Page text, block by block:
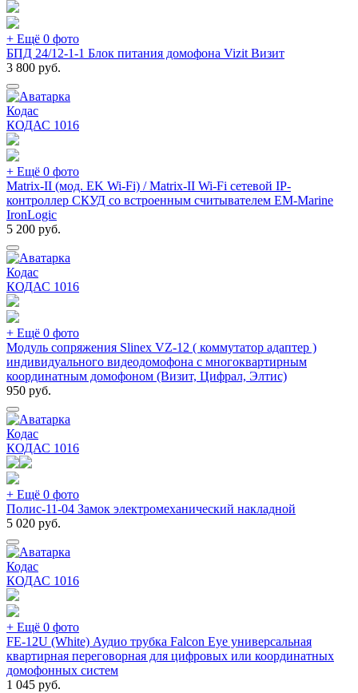
+ Ещё 0 фото
БПД 24/12-1-1 Блок питания домофона Vizit Визит
3 800 руб.
Кодас
КОДАС 1016
+ Ещё 0 фото
Matrix-II (мод. EK Wi-Fi) / Matrix-II Wi-Fi сетевой IP-
контроллер СКУД со встроенным считывателем EM-Marine
IronLogic
5 200 руб.
Кодас
КОДАС 1016
+ Ещё 0 фото
Модуль сопряжения Slinex VZ-12 ( коммутатор адаптер )
индивидуального видеодомофона с многоквартирным
координатным домофоном (Визит, Цифрал, Элтис)
950 руб.
Кодас
КОДАС 1016
+ Ещё 0 фото
Полис-11-04 Замок электромеханический накладной
5 020 руб.
Кодас
КОДАС 1016
+ Ещё 0 фото
FE-12U (White) Аудио трубка Falcon Eye универсальная
квартирная переговорная для цифровых или координатных
домофонных систем
1 045 руб.